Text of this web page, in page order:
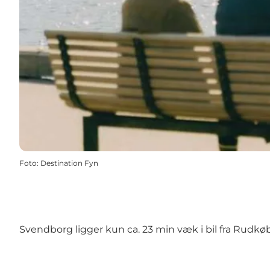
Foto: Destination Fyn
Svendborg ligger kun ca. 23 min væk i bil fra